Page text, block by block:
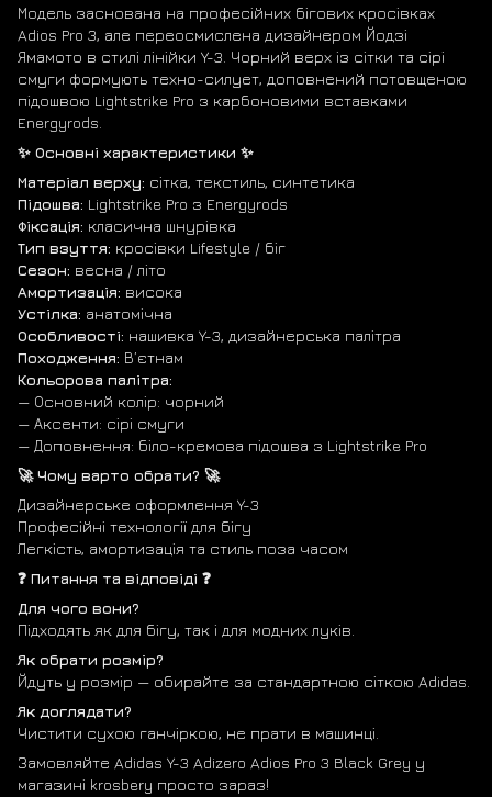
Модель заснована на професійних бігових кросівках
Adios Pro 3, але переосмислена дизайнером Йодзі
Ямамото в стилі лінійки Y-3. Чорний верх із сітки та сірі
смуги формують техно-силует, доповнений потовщеною
підошвою Lightstrike Pro з карбоновими вставками
Energyrods.
✨ Основні характеристики ✨
Матеріал верху: сітка, текстиль, синтетика
Підошва: Lightstrike Pro з Energyrods
Фіксація: класична шнурівка
Тип взуття: кросівки Lifestyle / біг
Сезон: весна / літо
Амортизація: висока
Устілка: анатомічна
Особливості: нашивка Y-3, дизайнерська палітра
Походження: В’єтнам
Кольорова палітра:
— Основний колір: чорний
— Аксенти: сірі смуги
— Доповнення: біло-кремова підошва з Lightstrike Pro
🚀 Чому варто обрати? 🚀
Дизайнерське оформлення Y-3
Професійні технології для бігу
Легкість, амортизація та стиль поза часом
❓ Питання та відповіді ❓
Для чого вони?
Підходять як для бігу, так і для модних луків.
Як обрати розмір?
Йдуть у розмір — обирайте за стандартною сіткою Adidas.
Як доглядати?
Чистити сухою ганчіркою, не прати в машинці.
Замовляйте Adidas Y-3 Adizero Adios Pro 3 Black Grey у
магазині krosbery просто зараз!